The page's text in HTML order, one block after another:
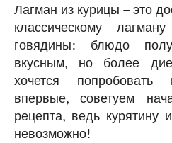
Лагман из курицы – это
классическому
говядины: блюдо
вкусным, но более
хочется попробовать
впервые, советуем
рецепта, ведь курятину
невозможно!